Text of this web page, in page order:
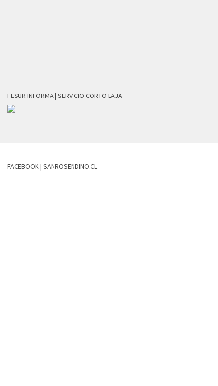
FESUR INFORMA | SERVICIO CORTO LAJA
FACEBOOK | SANROSENDINO.CL